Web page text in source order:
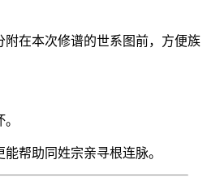
在本次修谱的世系图前，方便族
帮助同姓宗亲寻根连脉。